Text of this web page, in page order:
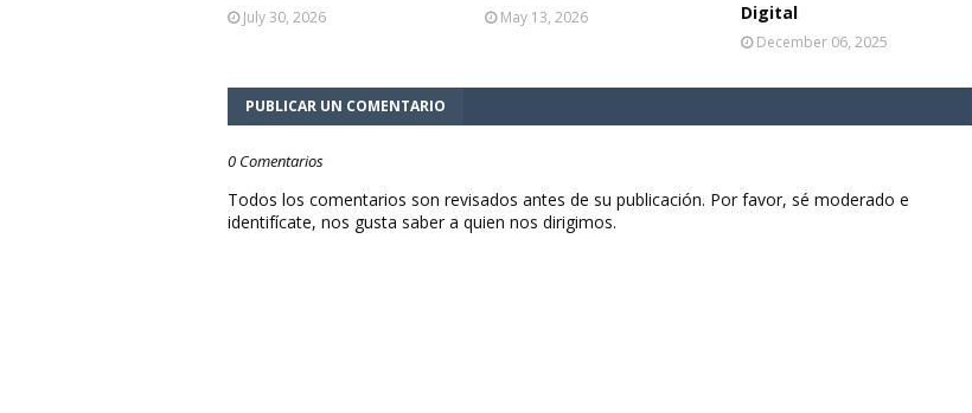
July 30, 2026 May 13, 2026
Digital
December 06, 2025
PUBLICAR UN COMENTARIO
0 Comentarios
Todos los comentarios son revisados antes de su publicación. Por favor, sé moderado e
identifícate, nos gusta saber a quien nos dirigimos.